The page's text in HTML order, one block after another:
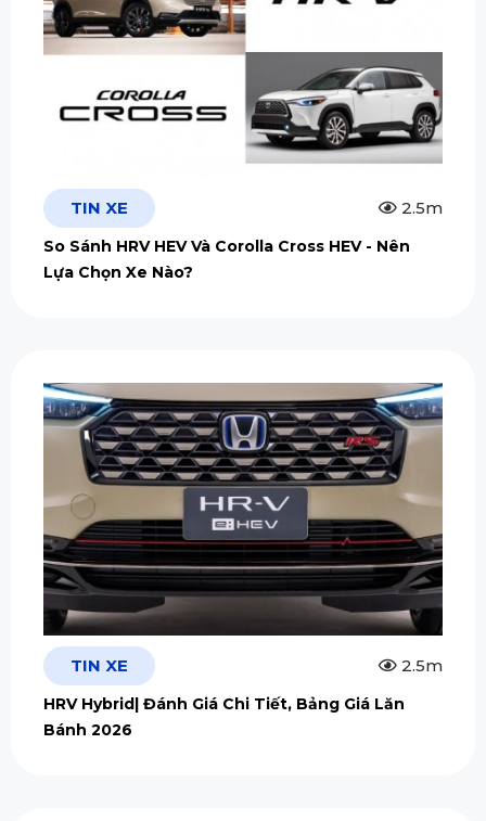
TIN XE 2.5m
So Sánh HRV HEV Và Corolla Cross HEV - Nên
Lựa Chọn Xe Nào?
TIN XE 2.5m
HRV Hybrid| Đánh Giá Chi Tiết, Bảng Giá Lăn
Bánh 2026